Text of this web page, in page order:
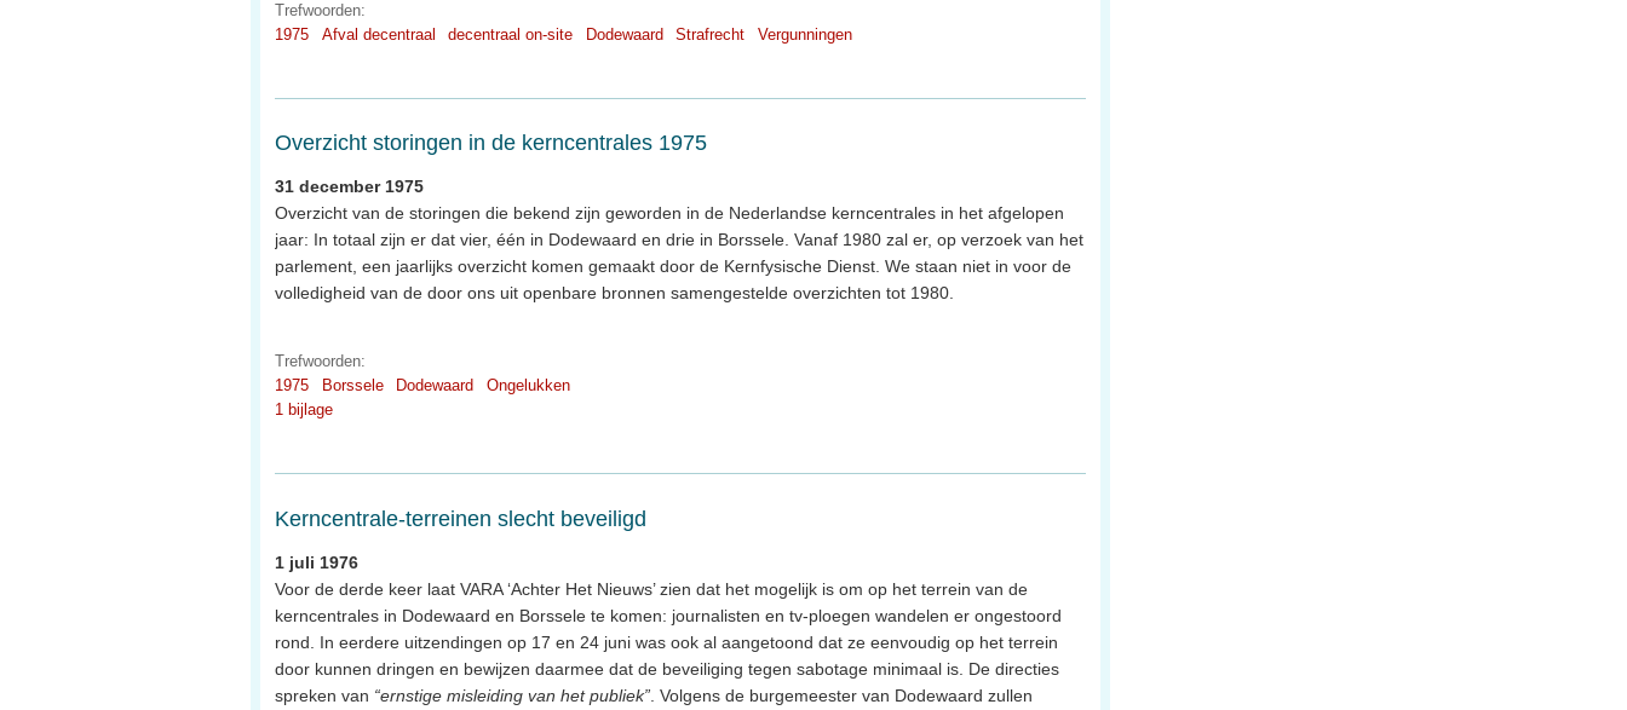
Trefwoorden:
1975
Afval decentraal decentraal on-site Dodewaard Strafrecht Vergunningen
Overzicht storingen in de kerncentrales 1975
31 december 1975
Overzicht van de storingen die bekend zijn geworden in de Nederlandse kerncentrales in het afgelopen
jaar: In totaal zijn er dat vier, één in Dodewaard en drie in Borssele. Vanaf 1980 zal er, op verzoek van het
parlement, een jaarlijks overzicht komen gemaakt door de Kernfysische Dienst. We staan niet in voor de
volledigheid van de door ons uit openbare bronnen samengestelde overzichten tot 1980.
Trefwoorden:
1975
Borssele Dodewaard
Ongelukken
1 bijlage
Kerncentrale-terreinen slecht beveiligd
1 juli 1976
Voor de derde keer laat VARA ‘Achter Het Nieuws’ zien dat het mogelijk is om op het terrein van de
kerncentrales in Dodewaard en Borssele te komen: journalisten en tv-ploegen wandelen er ongestoord
rond. In eerdere uitzendingen op 17 en 24 juni was ook al aangetoond dat ze eenvoudig op het terrein
door kunnen dringen en bewijzen daarmee dat de beveiliging tegen sabotage minimaal is. De directies
spreken van “ernstige misleiding van het publiek” . Volgens de burgemeester van Dodewaard zullen